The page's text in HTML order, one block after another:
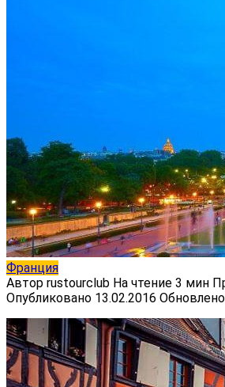
Франция
Автор rustourclub На чтение 3 мин
Опубликовано 13.02.2016 Обновлено